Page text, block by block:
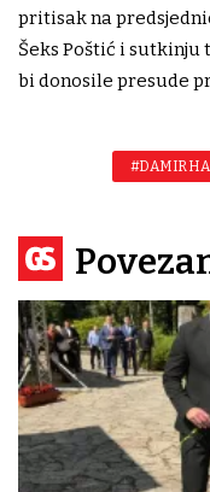
pritisak na
Šeks Poštić i sutkinju
bi donosile presude
#DAMIR